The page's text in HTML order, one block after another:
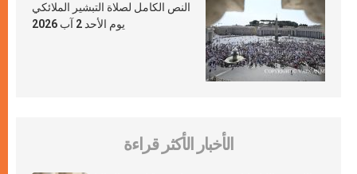
النص الكامل لصلاة التبشير الملائكي
يوم الأحد 2 آب 2026
الأخبار الأكثر قراءة